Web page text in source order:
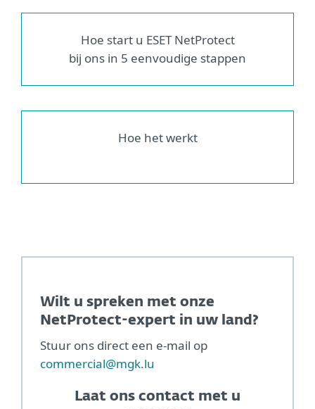
Hoe start u ESET NetProtect
bij ons in 5 eenvoudige stappen
Hoe het werkt
Wilt u spreken met onze
NetProtect-expert in uw land?
Stuur ons direct een e-mail op
commercial@mgk.lu
Laat ons contact met u